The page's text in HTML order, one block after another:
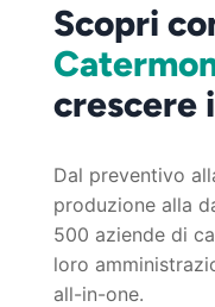
Scopri
crescere
Dal preventivo
produzione alla
500 aziende di
loro
all-in-one.